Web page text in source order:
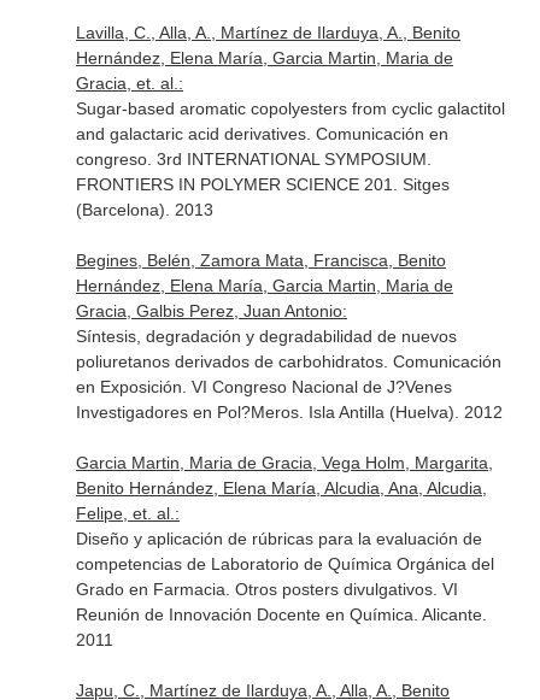
Lavilla, C., Alla, A., Martínez de Ilarduya, A., Benito
Hernández, Elena María, Garcia Martin, Maria de
Gracia, et. al.:
Sugar-based aromatic copolyesters from cyclic galactitol
and galactaric acid derivatives. Comunicación en
congreso. 3rd INTERNATIONAL SYMPOSIUM.
FRONTIERS IN POLYMER SCIENCE 201. Sitges
(Barcelona). 2013
Begines, Belén, Zamora Mata, Francisca, Benito
Hernández, Elena María, Garcia Martin, Maria de
Gracia, Galbis Perez, Juan Antonio:
Síntesis, degradación y degradabilidad de nuevos
poliuretanos derivados de carbohidratos. Comunicación
en Exposición. VI Congreso Nacional de J?Venes
Investigadores en Pol?Meros. Isla Antilla (Huelva). 2012
Garcia Martin, Maria de Gracia, Vega Holm, Margarita,
Benito Hernández, Elena María, Alcudia, Ana, Alcudia,
Felipe, et. al.:
Diseño y aplicación de rúbricas para la evaluación de
competencias de Laboratorio de Química Orgánica del
Grado en Farmacia. Otros posters divulgativos. VI
Reunión de Innovación Docente en Química. Alicante.
2011
Japu, C., Martínez de Ilarduya, A., Alla, A., Benito